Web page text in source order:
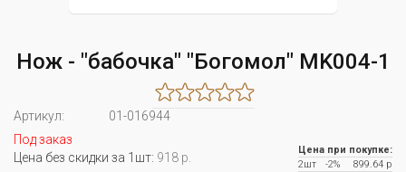
Нож - "бабочка" "Богомол" MK004-1
Артикул:
01-016944
Под заказ
Цена без скидки за 1шт: 918 р.
Цена при покупке:
2шт
-2%
899.64 р